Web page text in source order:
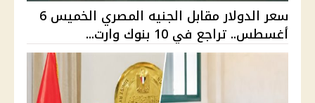
سعر الدولار مقابل الجنيه المصري الخميس 6
أغسطس.. تراجع في 10 بنوك وارت...